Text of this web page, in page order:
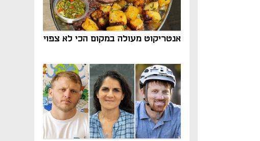
אנטריקוט מעולה במקום הכי לא צפוי